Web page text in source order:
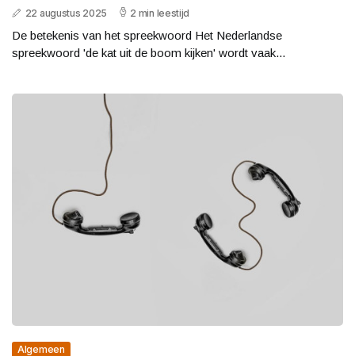
22 augustus 2025 2 min leestijd
De betekenis van het spreekwoord Het Nederlandse
spreekwoord 'de kat uit de boom kijken' wordt vaak...
Algemeen